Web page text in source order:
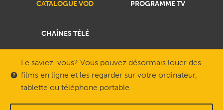
CATALOGUE VOD PROGRAMME TV
CHAÎNES TÉLÉ
Le saviez-vous? Vous pouvez désormais louer des
films en ligne et les regarder sur votre ordinateur,
tablette ou téléphone portable.